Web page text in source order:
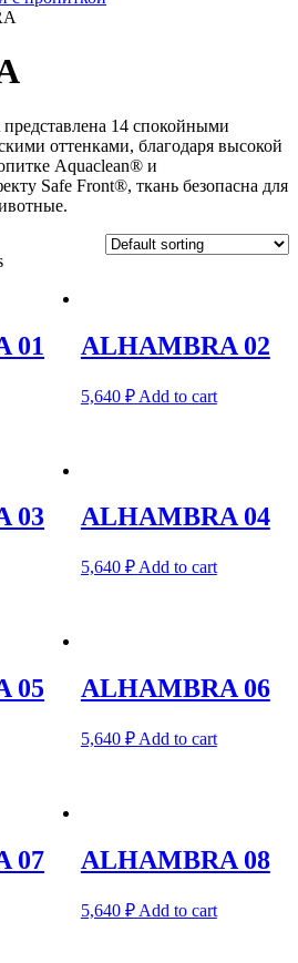
14 спокойными
оттенками, благодаря высокой
Aquaclean® и
Safe Front®, ткань безопасна для
01 ALHAMBRA 02
5,640 ₽ Add to cart
03 ALHAMBRA 04
5,640 ₽ Add to cart
05 ALHAMBRA 06
5,640 ₽ Add to cart
07 ALHAMBRA 08
5,640 ₽ Add to cart